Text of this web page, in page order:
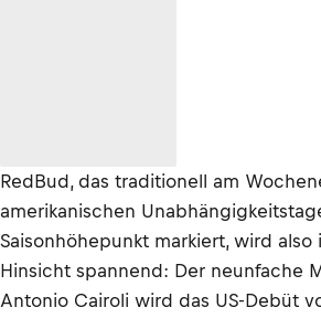
RedBud, das traditionell am
amerikanischen
Saisonhöhepunkt markiert, wird also
Hinsicht spannend: Der neunfache
Antonio Cairoli wird das US-Debüt